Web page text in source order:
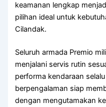
keamanan lengkap
pilihan ideal untuk
Cilandak.
Seluruh armada Premio
menjalani servis rutin
performa kendaraan
berpengalaman siap
dengan mengutamakan